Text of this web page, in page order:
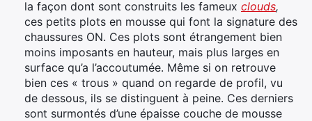
la façon dont sont construits les fameux clouds,
ces petits plots en mousse qui font la signature des
chaussures ON. Ces plots sont étrangement bien
moins imposants en hauteur, mais plus larges en
surface qu’a l’accoutumée. Même si on retrouve
bien ces « trous » quand on regarde de profil, vu
de dessous, ils se distinguent à peine. Ces derniers
sont surmontés d’une épaisse couche de mousse